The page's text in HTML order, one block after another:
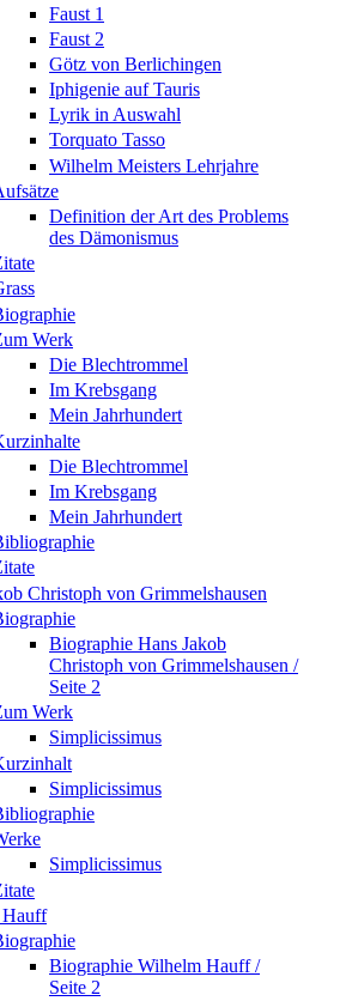
Faust 1
Faust 2
Götz von Berlichingen
Iphigenie auf Tauris
Lyrik in Auswahl
Torquato Tasso
Wilhelm Meisters Lehrjahre
Definition der Art des Problems
des Dämonismus
Werk
Die Blechtrommel
Im Krebsgang
Mein Jahrhundert
Die Blechtrommel
Im Krebsgang
Mein Jahrhundert
Christoph von Grimmelshausen
Biographie Hans Jakob
Christoph von Grimmelshausen /
Seite 2
Werk
Simplicissimus
Simplicissimus
Simplicissimus
Biographie Wilhelm Hauff /
Seite 2